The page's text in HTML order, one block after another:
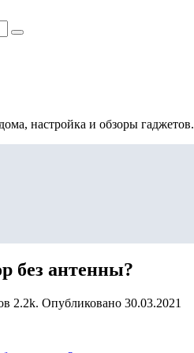
настройка и обзоры гаджетов.
без антенны?
2.2k. Опубликовано 30.03.2021